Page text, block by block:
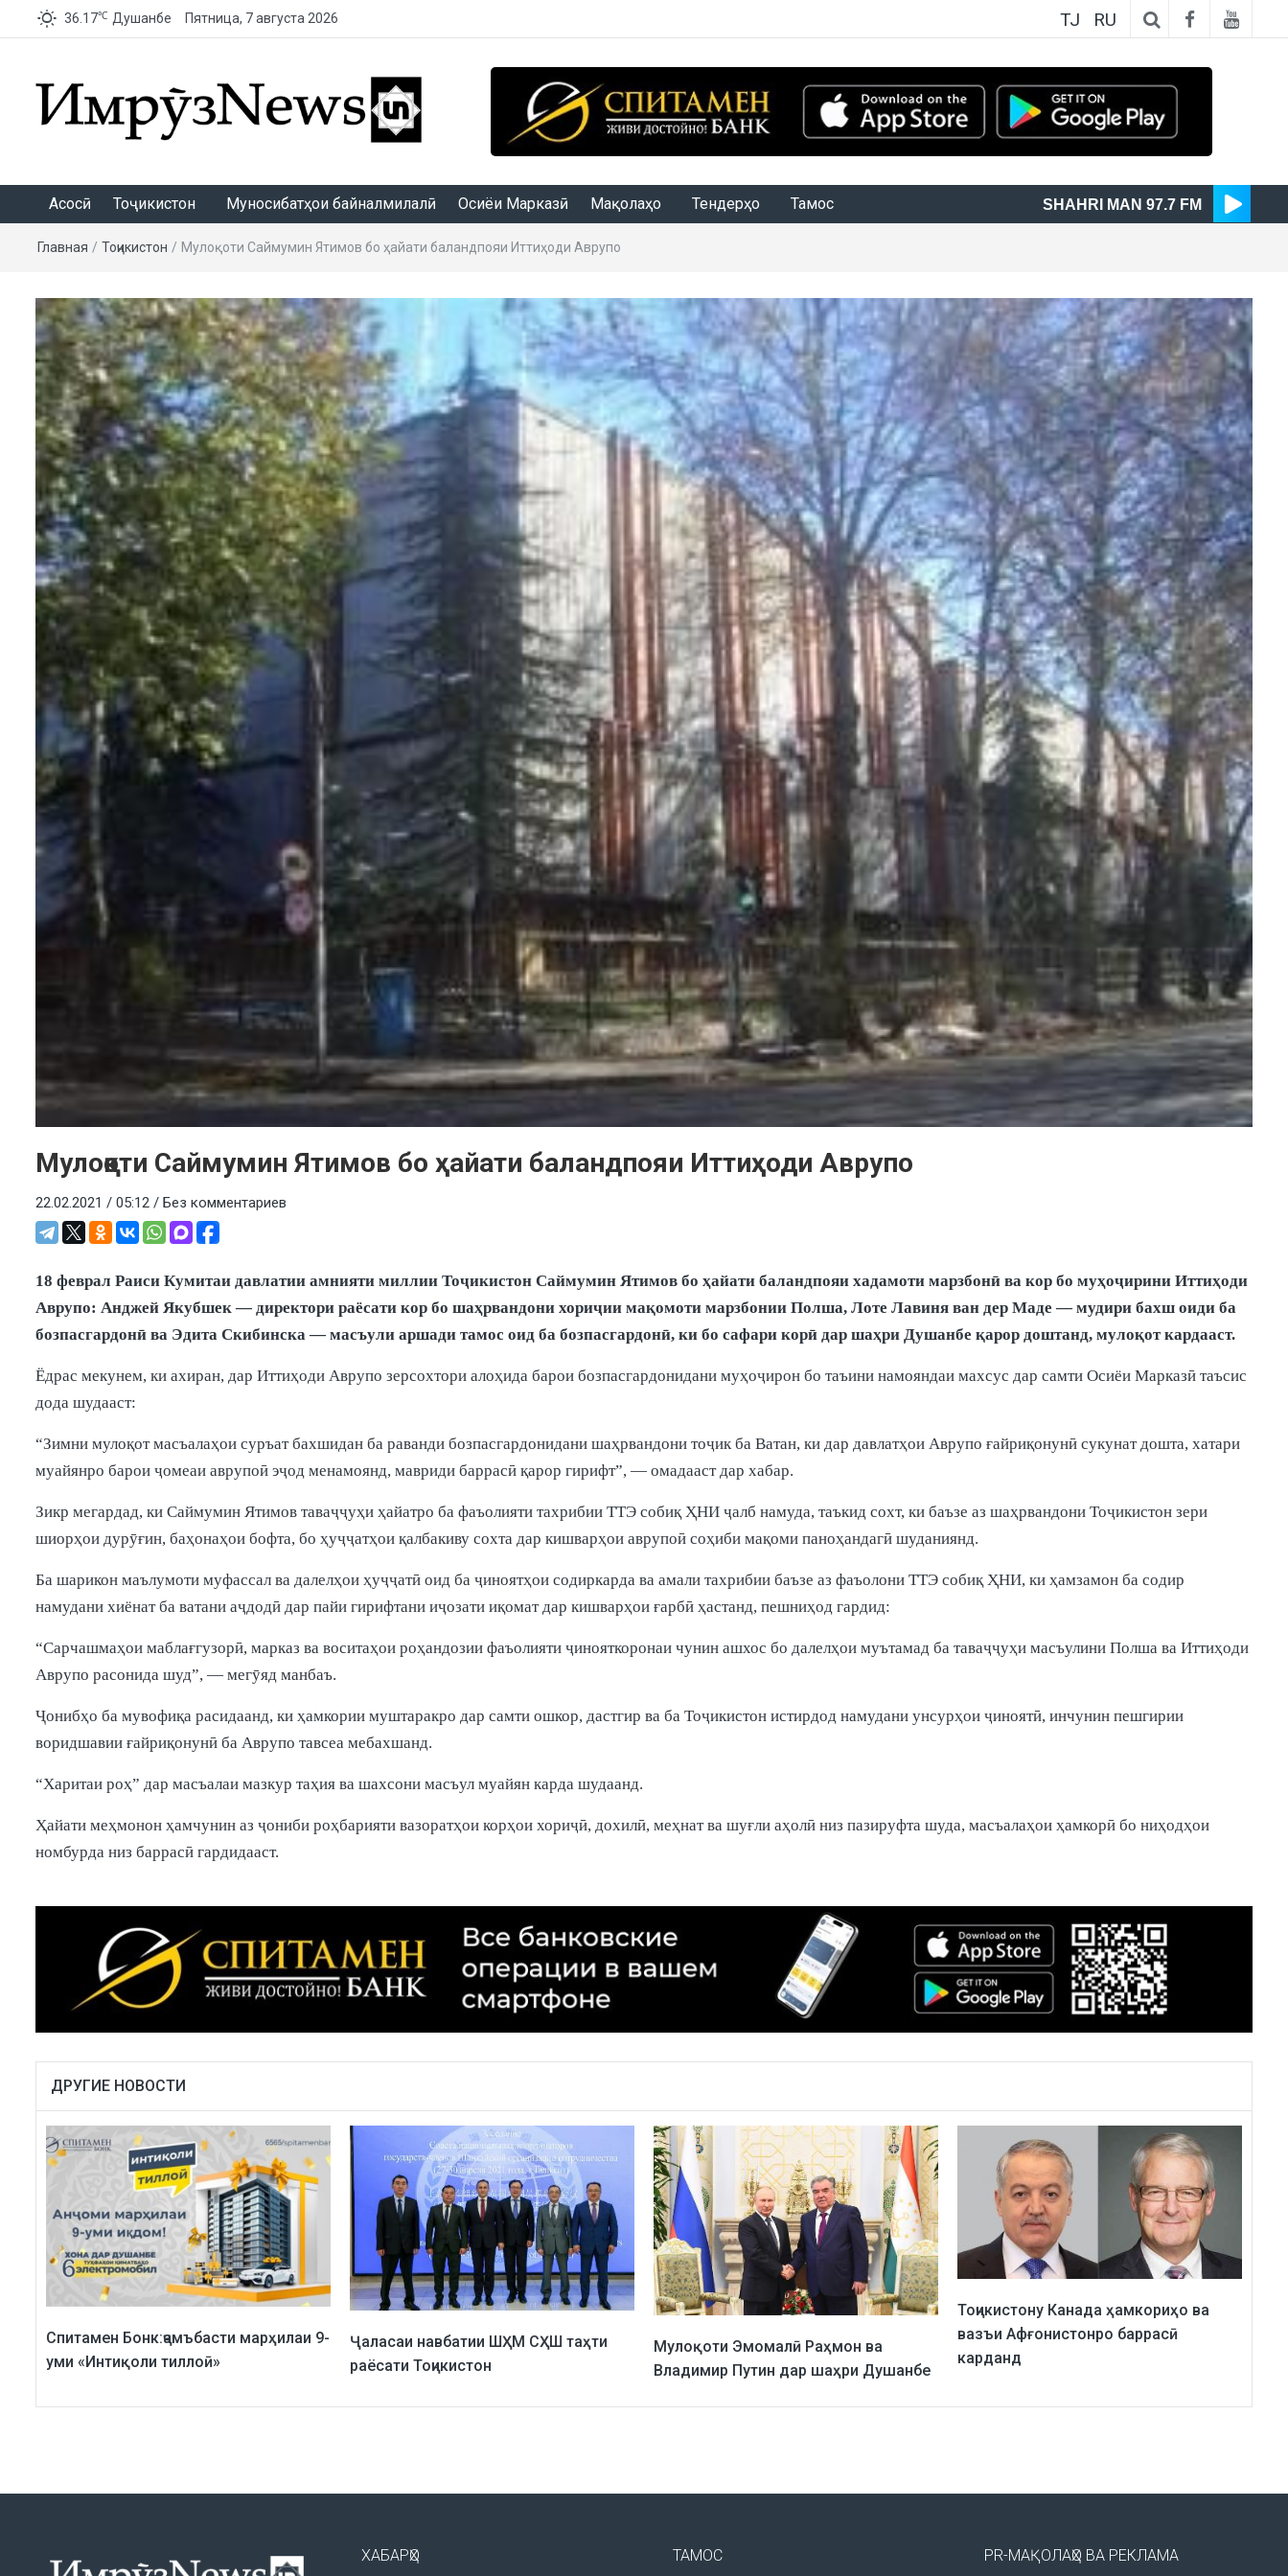
36.17℃ Душанбе Пятница, 7 августа 2026 TJ RU
Асосӣ Тоҷикистон Муносибатҳои байналмилалӣ Осиёи Марказӣ Мақолаҳо Тендерҳо Тамос SHAHRI MAN 97.7 FM
Главная / Тоҷикистон / Мулоқоти Саймумин Ятимов бо ҳайати баландпояи Иттиҳоди Аврупо
Мулоқоти Саймумин Ятимов бо ҳайати баландпояи Иттиҳоди Аврупо
22.02.2021 / 05:12 / Без комментариев
18 феврал Раиси Кумитаи давлатии амнияти миллии Тоҷикистон Саймумин Ятимов бо ҳайати баландпояи хадамоти марзбонӣ ва кор бо муҳоҷирини Иттиҳоди
Аврупо: Анджей Якубшек — директори раёсати кор бо шаҳрвандони хориҷии мақомоти марзбонии Полша, Лоте Лавиня ван дер Маде — мудири бахш оиди ба
бозпасгардонӣ ва Эдита Скибинска — масъули аршади тамос оид ба бозпасгардонӣ, ки бо сафари корӣ дар шаҳри Душанбе қарор доштанд, мулоқот кардааст.
Ёдрас мекунем, ки ахиран, дар Иттиҳоди Аврупо зерсохтори алоҳида барои бозпасгардонидани муҳоҷирон бо таъини намояндаи махсус дар самти Осиёи Марказӣ таъсис
дода шудааст:
“Зимни мулоқот масъалаҳои суръат бахшидан ба раванди бозпасгардонидани шаҳрвандони тоҷик ба Ватан, ки дар давлатҳои Аврупо ғайриқонунӣ сукунат дошта, хатари
муайянро барои ҷомеаи аврупоӣ эҷод менамоянд, мавриди баррасӣ қарор гирифт”, — омадааст дар хабар.
Зикр мегардад, ки Саймумин Ятимов таваҷҷуҳи ҳайатро ба фаъолияти тахрибии ТТЭ собиқ ҲНИ ҷалб намуда, таъкид сохт, ки баъзе аз шаҳрвандони Тоҷикистон зери
шиорҳои дурӯғин, баҳонаҳои бофта, бо ҳуҷҷатҳои қалбакиву сохта дар кишварҳои аврупоӣ соҳиби мақоми паноҳандагӣ шуданиянд.
Ба шарикон маълумоти муфассал ва далелҳои ҳуҷҷатӣ оид ба ҷиноятҳои содиркарда ва амали тахрибии баъзе аз фаъолони ТТЭ собиқ ҲНИ, ки ҳамзамон ба содир
намудани хиёнат ба ватани аҷдодӣ дар пайи гирифтани иҷозати иқомат дар кишварҳои ғарбӣ ҳастанд, пешниҳод гардид:
“Сарчашмаҳои маблағгузорӣ, марказ ва воситаҳои роҳандозии фаъолияти ҷинояткоронаи чунин ашхос бо далелҳои муътамад ба таваҷҷуҳи масъулини Полша ва Иттиҳоди
Аврупо расонида шуд”, — мегӯяд манбаъ.
Ҷонибҳо ба мувофиқа расидаанд, ки ҳамкории муштаракро дар самти ошкор, дастгир ва ба Тоҷикистон истирдод намудани унсурҳои ҷиноятӣ, инчунин пешгирии
воридшавии ғайриқонунӣ ба Аврупо тавсеа мебахшанд.
“Харитаи роҳ” дар масъалаи мазкур таҳия ва шахсони масъул муайян карда шудаанд.
Ҳайати меҳмонон ҳамчунин аз ҷониби роҳбарияти вазоратҳои корҳои хориҷӣ, дохилӣ, меҳнат ва шуғли аҳолӣ низ пазируфта шуда, масъалаҳои ҳамкорӣ бо ниҳодҳои
номбурда низ баррасӣ гардидааст.
ДРУГИЕ НОВОСТИ
Спитамен Бонк:ҷамъбасти марҳилаи 9-
уми «Интиқоли тиллоӣ»
Ҷаласаи навбатии ШҲМ СҲШ таҳти
раёсати Тоҷикистон
Мулоқоти Эмомалӣ Раҳмон ва
Владимир Путин дар шаҳри Душанбе
Тоҷикистону Канада ҳамкориҳо ва
вазъи Афғонистонро баррасӣ
карданд
ХАБАРҲО ТАМОС PR-МАҚОЛАҲО ВА РЕКЛАМА